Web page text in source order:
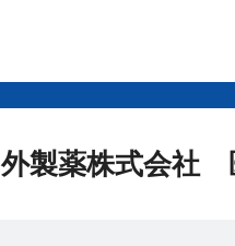
製薬株式会社